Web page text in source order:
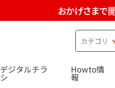
おかげさまで
デジタルチラ
シ
Howto情
報